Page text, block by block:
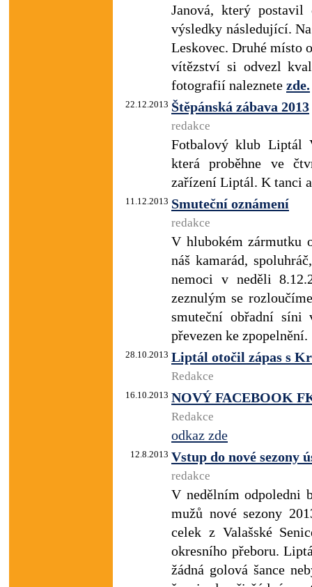
Janová, který
výsledky následující.
Leskovec. Druhé místo
vítězství si odvezl
fotografií naleznete zde.
22.12.2013 Štěpánská zábava 2013
redakce
Fotbalový klub Liptál
která proběhne ve
zařízení Liptál. K tanci
11.12.2013 Smuteční oznámení
redakce
V hlubokém zármutku
náš kamarád,
nemoci v neděli
zeznulým se
smuteční obřadní síni
převezen ke zpopelnění.
28.10.2013 Liptál otočil zápas s
Redakce
16.10.2013 NOVÝ FACEBOOK
Redakce
odkaz zde
12.8.2013 Vstup do nové sezony
redakce
V nedělním odpoledni
mužů nové sezony
celek z Valašské
okresního přeboru.
žádná golová šance